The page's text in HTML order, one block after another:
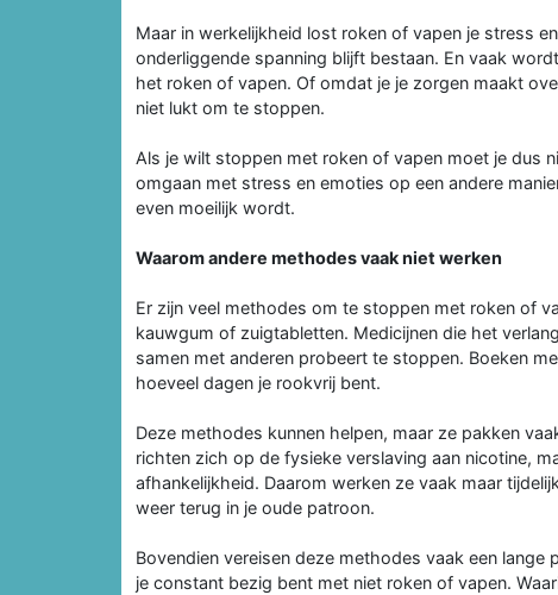
Maar in werkelijkheid lost roken of vapen je stress
onderliggende spanning blijft bestaan. En vaak
het roken of vapen. Of omdat je je zorgen maakt
niet lukt om te stoppen.
Als je wilt stoppen met roken of vapen moet je dus
omgaan met stress en emoties op een andere
even moeilijk wordt.
Waarom andere methodes vaak niet werken
Er zijn veel methodes om te stoppen met roken of
kauwgum of zuigtabletten. Medicijnen die het
samen met anderen probeert te stoppen. Boeken
hoeveel dagen je rookvrij bent.
Deze methodes kunnen helpen, maar ze pakken
richten zich op de fysieke verslaving aan nicotine,
afhankelijkheid. Daarom werken ze vaak maar
weer terug in je oude patroon.
Bovendien vereisen deze methodes vaak een
je constant bezig bent met niet roken of vapen.